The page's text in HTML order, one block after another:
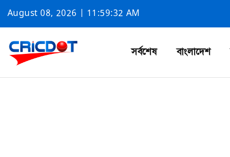
August 08, 2026 | 11:59:32 AM
সর্বশেষ বাংলাদেশ